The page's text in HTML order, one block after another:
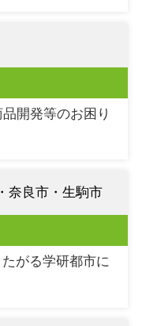
開発等のお困り
奈良市・生駒市
がる学研都市に